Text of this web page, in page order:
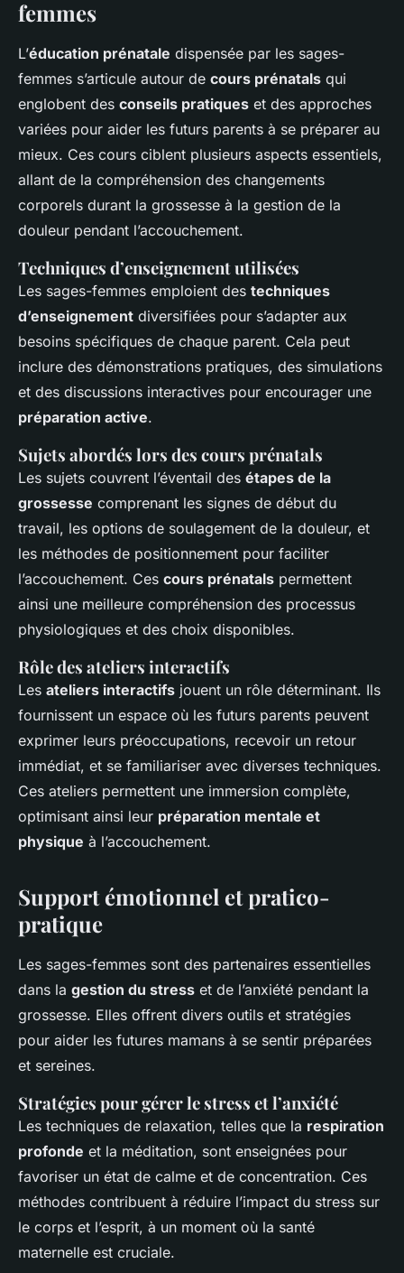
femmes
L’éducation prénatale dispensée par les sages-
femmes s’articule autour de cours prénatals qui
englobent des conseils pratiques et des approches
variées pour aider les futurs parents à se préparer au
mieux. Ces cours ciblent plusieurs aspects essentiels,
allant de la compréhension des changements
corporels durant la grossesse à la gestion de la
douleur pendant l’accouchement.
Techniques d’enseignement utilisées
Les sages-femmes emploient des techniques
d’enseignement diversifiées pour s’adapter aux
besoins spécifiques de chaque parent. Cela peut
inclure des démonstrations pratiques, des simulations
et des discussions interactives pour encourager une
préparation active.
Sujets abordés lors des cours prénatals
Les sujets couvrent l’éventail des étapes de la
grossesse comprenant les signes de début du
travail, les options de soulagement de la douleur, et
les méthodes de positionnement pour faciliter
l’accouchement. Ces cours prénatals permettent
ainsi une meilleure compréhension des processus
physiologiques et des choix disponibles.
Rôle des ateliers interactifs
Les ateliers interactifs jouent un rôle déterminant. Ils
fournissent un espace où les futurs parents peuvent
exprimer leurs préoccupations, recevoir un retour
immédiat, et se familiariser avec diverses techniques.
Ces ateliers permettent une immersion complète,
optimisant ainsi leur préparation mentale et
physique à l’accouchement.
Support émotionnel et pratico-
pratique
Les sages-femmes sont des partenaires essentielles
dans la gestion du stress et de l’anxiété pendant la
grossesse. Elles offrent divers outils et stratégies
pour aider les futures mamans à se sentir préparées
et sereines.
Stratégies pour gérer le stress et l’anxiété
Les techniques de relaxation, telles que la respiration
profonde et la méditation, sont enseignées pour
favoriser un état de calme et de concentration. Ces
méthodes contribuent à réduire l’impact du stress sur
le corps et l’esprit, à un moment où la santé
maternelle est cruciale.